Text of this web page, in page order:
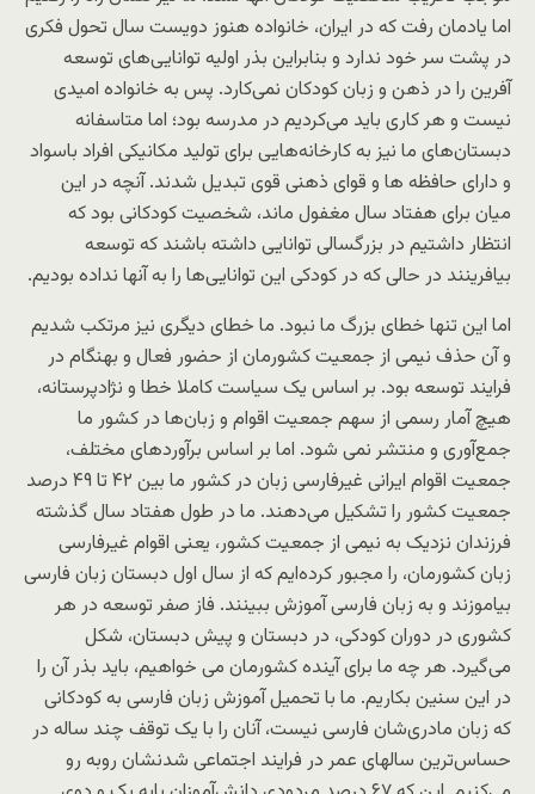
اما یادمان رفت که در ایران، خانواده هنوز دویست سال تحول فکری
در پشت سر خود ندارد و بنابراین بذر اولیه توانایی‌های توسعه
آفرین را در ذهن و زبان کودکان نمی‌کارد. پس به خانواده امیدی
نیست و هر کاری باید می‌کردیم در مدرسه بود؛ اما متاسفانه
دبستان‌های ما نیز به کارخانه‌هایی برای تولید مکانیکی افراد باسواد
و دارای حافظه ها و قوای ذهنی قوی تبدیل شدند. آنچه در این
میان برای هفتاد سال مغفول ماند،‌ شخصیت کودکانی بود که
انتظار داشتیم در بزرگسالی توانایی داشته باشند که توسعه
بیافرینند در حالی که در کودکی این توانایی‌ها را به آنها نداده بودیم.
اما این تنها خطای بزرگ ما نبود. ما خطای دیگری نیز مرتکب شدیم
و آن حذف نیمی از جمعیت کشورمان از حضور فعال و بهنگام در
فرایند توسعه بود. بر اساس یک سیاست کاملا خطا و نژادپرستانه،
هیچ آمار رسمی از سهم جمعیت اقوام و زبان‌ها در کشور ما
جمع‌آوری و منتشر نمی شود. اما بر اساس برآوردهای مختلف،
جمعیت اقوام ایرانی غیرفارسی‌ زبان در کشور ما بین ۴۲ تا ۴۹ درصد
جمعیت کشور را تشکیل می‌دهند. ما در طول هفتاد سال گذشته
فرزندان نزدیک به نیمی از جمعیت کشور، یعنی اقوام غیرفارسی
زبان کشورمان، را مجبور کرده‌ایم که از سال اول دبستان زبان فارسی
بیاموزند و به زبان فارسی آموزش ببینند. فاز صفر توسعه در هر
کشوری در دوران کودکی، در دبستان و پیش دبستان،‌ شکل
می‌گیرد. هر چه ما برای آینده کشورمان می خواهیم، باید بذر آن را
در این سنین بکاریم. ما با تحمیل آموزش زبان فارسی به کودکانی
که زبان مادری‌شان فارسی نیست، آنان را با یک توقف چند ساله در
حساس‌ترین سالهای عمر در فرایند اجتماعی شدنشان روبه رو